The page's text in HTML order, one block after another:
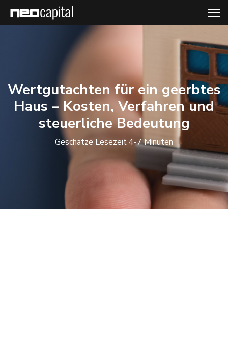
Wertgutachten für ein geerbtes
Haus – Kosten, Verfahren und
steuerliche Bedeutung
Geschätze Lesezeit 4-7 Minuten